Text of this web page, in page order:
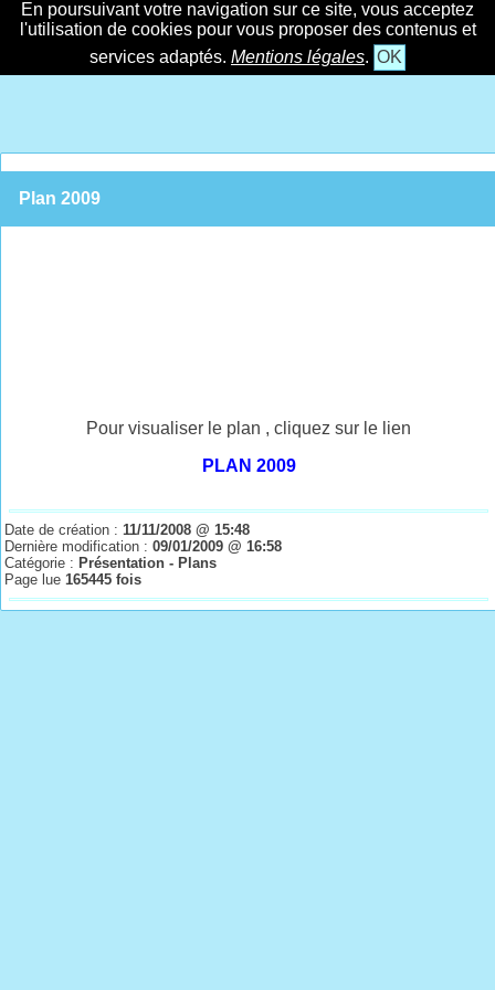
En poursuivant votre navigation sur ce site, vous acceptez
l'utilisation de cookies pour vous proposer des contenus et
services adaptés. Mentions légales. OK
Plan 2009
Pour visualiser le plan , cliquez sur le lien
PLAN 2009
Date de création :11/11/2008 @ 15:48
Dernière modification :09/01/2009 @ 16:58
Catégorie : Présentation - Plans
Page lue165445 fois